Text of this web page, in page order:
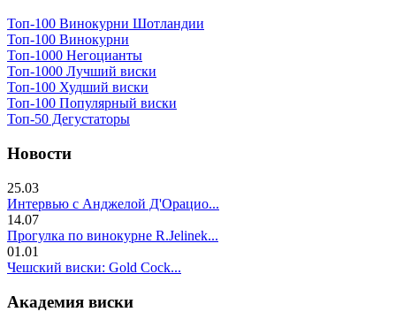
Топ-100 Винокурни Шотландии
Топ-100 Винокурни
Топ-1000 Негоцианты
Топ-1000 Лучший виски
Топ-100 Худший виски
Топ-100 Популярный виски
Топ-50 Дегустаторы
Новости
25.03
Интервью с Анджелой Д'Орацио...
14.07
Прогулка по винокурне R.Jelinek...
01.01
Чешский виски: Gold Cock...
Академия виски